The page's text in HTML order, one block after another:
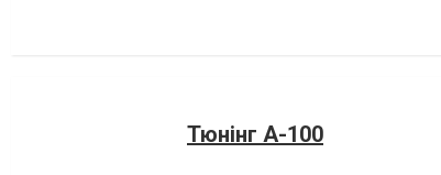
Тюнінг А-100